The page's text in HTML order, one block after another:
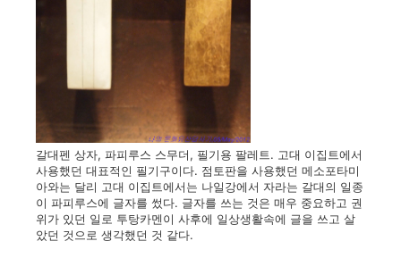
갈대펜 상자, 파피루스 스무더, 필기용 팔레트. 고대 이집트에서
사용했던 대표적인 필기구이다. 점토판을 사용했던 메소포타미
아와는 달리 고대 이집트에서는 나일강에서 자라는 갈대의 일종
이 파피루스에 글자를 썼다. 글자를 쓰는 것은 매우 중요하고 권
위가 있던 일로 투탕카멘이 사후에 일상생활속에 글을 쓰고 살
았던 것으로 생각했던 것 같다.